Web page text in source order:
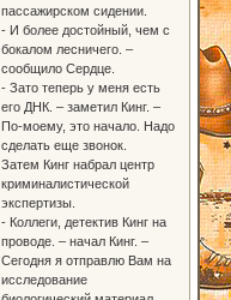
пассажирском сидении.
- И более достойный, чем с
бокалом лесничего. –
сообщило Сердце.
- Зато теперь у меня есть
его ДНК. – заметил Кинг. –
По-моему, это начало. Надо
сделать еще звонок.
Затем Кинг набрал центр
криминалистической
экспертизы.
- Коллеги, детектив Кинг на
проводе. – начал Кинг. –
Сегодня я отправлю Вам на
исследование